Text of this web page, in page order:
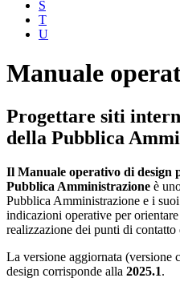
S
T
U
Manuale
Progettare siti
della Pubblica
Il Manuale operativo di design
Pubblica Amministrazione è
Pubblica Amministrazione e i
indicazioni operative per
realizzazione dei punti di
La versione aggiornata (versione
design corrisponde alla 2025.1.